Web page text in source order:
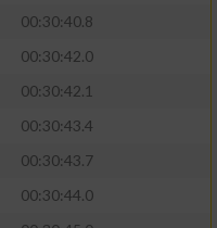
00:30:40.8
00:30:42.0
00:30:42.1
00:30:43.4
00:30:43.7
00:30:44.0